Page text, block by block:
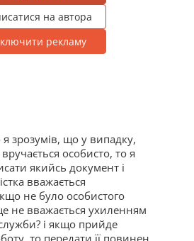
на автора
рекламу
зрозумів, що у випадку,
особисто, то я
якийсь документ і
вважається
не було особистого
не вважається ухиленням
і якщо прийде